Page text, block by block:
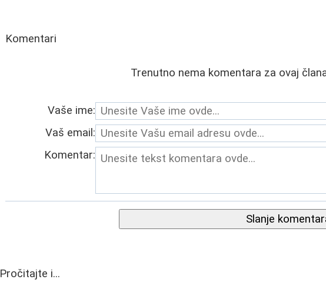
Komentari
Trenutno nema komentara za ovaj
Vaše ime:
Vaš email:
Komentar:
Slanje
Pročitajte i...